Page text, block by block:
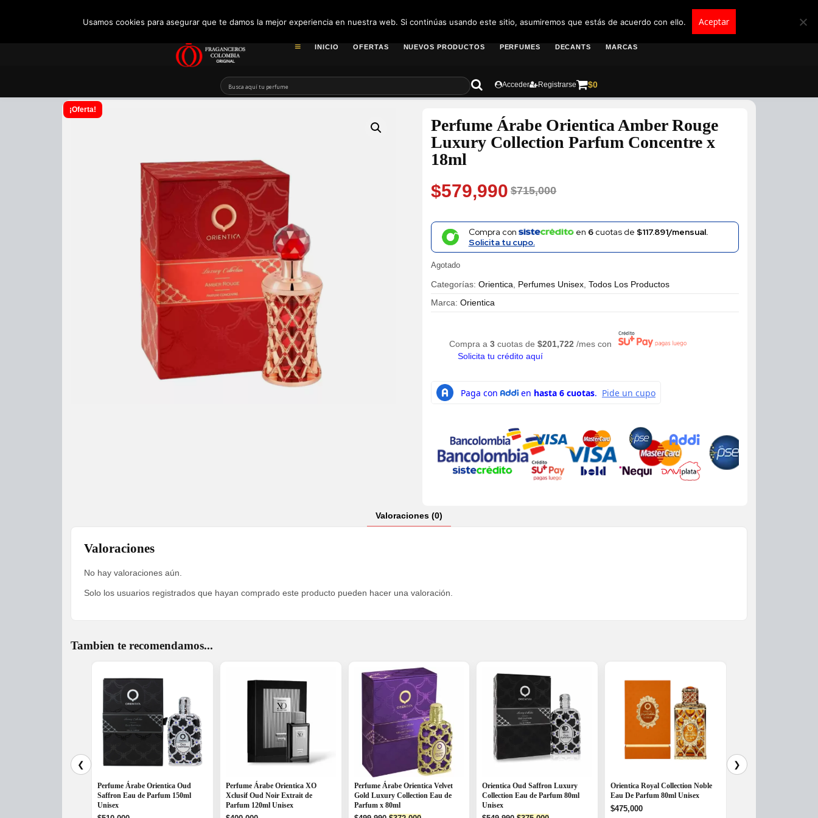
to
INICIO OFERTAS NUEVOS PRODUCTOS PERFUMES DECANTS MARCAS
Acceder Registrarse $0
¡Oferta!
Perfume Árabe Orientica Amber Rouge
Luxury Collection Parfum Concentre x
18ml
$715,000
Original
price
was:
$715,000.
$579,990
Current
price
is:
$579,990.
Compra con en 6cuotas de $117.891/mensual.
Solicita tu cupo.
Agotado
Categorías:Orientica, Perfumes Unisex,Todos Los Productos
Marca:Orientica
Compra a3 cuotas de$201,722 /mes con
Solicita tu crédito aquí
Valoraciones (0)
Valoraciones
No hay valoraciones aún.
Solo los usuarios registrados que hayan comprado este producto pueden hacer una valoración.
Tambien te recomendamos...
❮
Perfume Árabe Orientica Oud
Saffron Eau de Parfum 150ml
Unisex
Perfume Árabe Orientica XO
Xclusif Oud Noir Extrait de
Parfum 120ml Unisex
Perfume Árabe Orientica Velvet
Gold Luxury Collection Eau de
Parfum x 80ml
Orientica Oud Saffron Luxury
Collection Eau de Parfum 80ml
Unisex
Orientica Royal Collection Noble
Eau De Parfum 80ml Unisex
$475,000
❯
Usamos cookies para asegurar que te damos la mejor experiencia en nuestra web. Si continúas usando este sitio, asumiremos que estás de acuerdo con ello. Aceptar